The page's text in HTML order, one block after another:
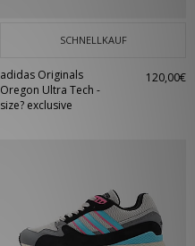
SCHNELLKAUF
adidas Originals
Oregon Ultra Tech -
size? exclusive
120,00€